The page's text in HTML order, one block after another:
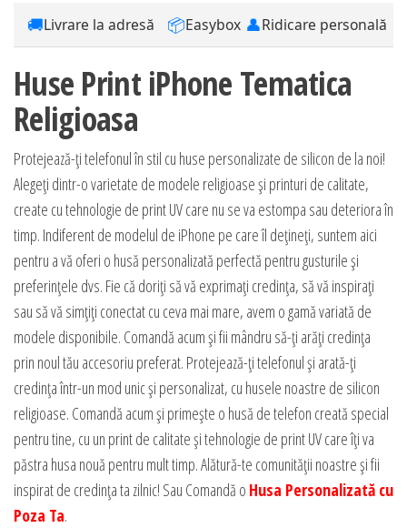
🚚Livrare la adresă 📦Easybox 👤Ridicare personală
Huse Print iPhone Tematica
Religioasa
Protejează-ți telefonul în stil cu huse personalizate de silicon de la noi!
Alegeți dintr-o varietate de modele religioase și printuri de calitate,
create cu tehnologie de print UV care nu se va estompa sau deteriora în
timp. Indiferent de modelul de iPhone pe care îl dețineți, suntem aici
pentru a vă oferi o husă personalizată perfectă pentru gusturile și
preferințele dvs. Fie că doriți să vă exprimați credința, să vă inspirați
sau să vă simțiți conectat cu ceva mai mare, avem o gamă variată de
modele disponibile. Comandă acum și fii mândru să-ți arăți credința
prin noul tău accesoriu preferat. Protejează-ți telefonul și arată-ți
credința într-un mod unic și personalizat, cu husele noastre de silicon
religioase. Comandă acum și primește o husă de telefon creată special
pentru tine, cu un print de calitate și tehnologie de print UV care îți va
păstra husa nouă pentru mult timp. Alătură-te comunității noastre și fii
inspirat de credința ta zilnic! Sau Comandă o Husa Personalizată cu
Poza Ta.